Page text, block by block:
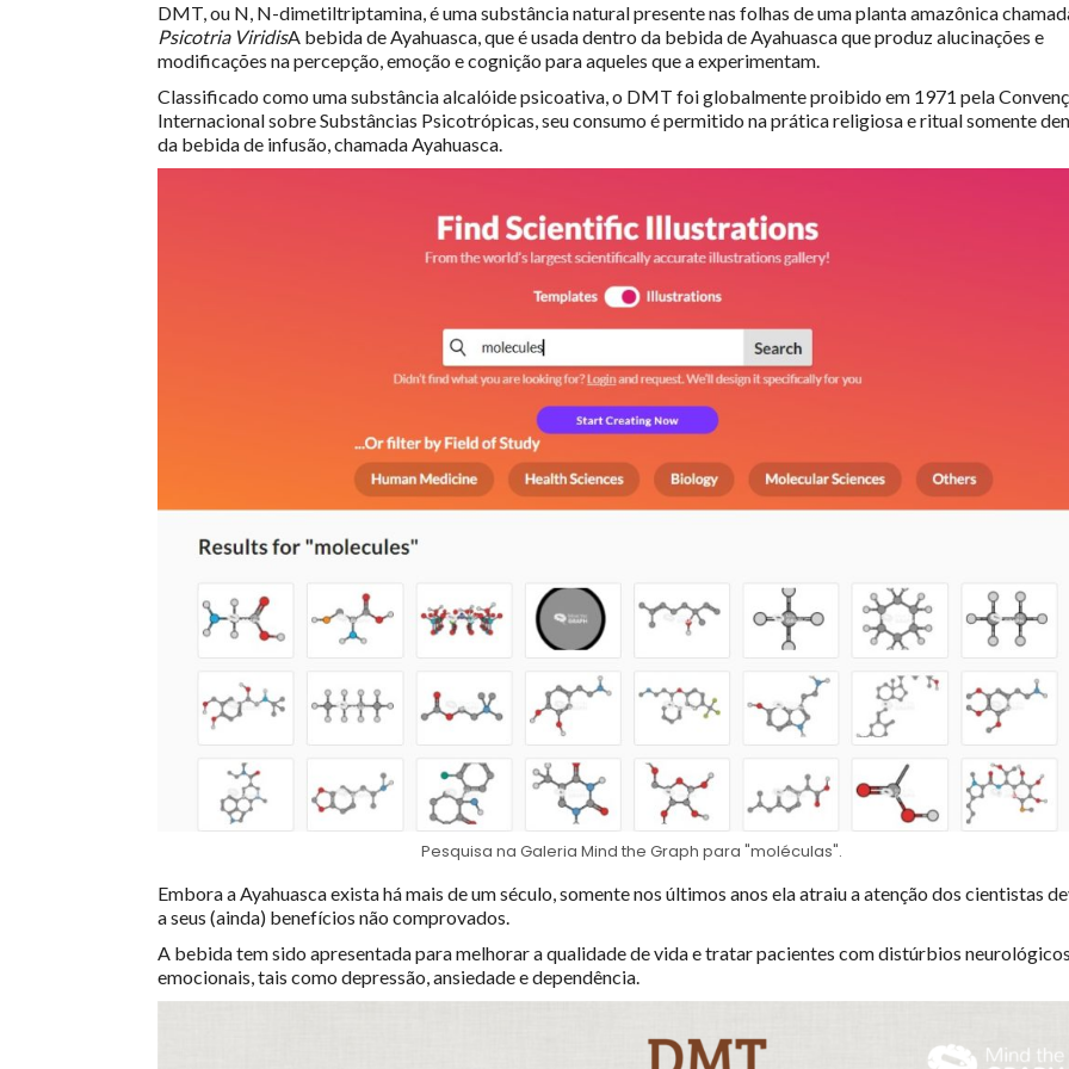
DMT, ou N, N-dimetiltriptamina, é uma substância natural presente nas folhas de uma planta amazônica
Psicotria ViridisA bebida de Ayahuasca, que é usada dentro da bebida de Ayahuasca que produz alucinações e
modificações na percepção, emoção e cognição para aqueles que a experimentam.
Classificado como uma substância alcalóide psicoativa, o DMT foi globalmente proibido em 1971 pela
Internacional sobre Substâncias Psicotrópicas, seu consumo é permitido na prática religiosa e ritual somente
da bebida de infusão, chamada Ayahuasca.
Pesquisa na Galeria Mind the Graph para "moléculas".
Embora a Ayahuasca exista há mais de um século, somente nos últimos anos ela atraiu a atenção dos cientistas
a seus (ainda) benefícios não comprovados.
A bebida tem sido apresentada para melhorar a qualidade de vida e tratar pacientes com distúrbios
emocionais, tais como depressão, ansiedade e dependência.